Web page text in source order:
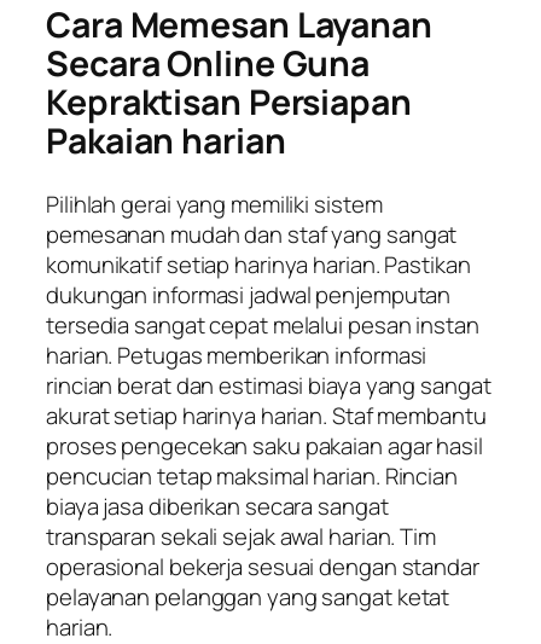
Cara Memesan Layanan
Secara Online Guna
Kepraktisan Persiapan
Pakaian harian
Pilihlah gerai yang memiliki sistem
pemesanan mudah dan staf yang sangat
komunikatif setiap harinya harian. Pastikan
dukungan informasi jadwal penjemputan
tersedia sangat cepat melalui pesan instan
harian. Petugas memberikan informasi
rincian berat dan estimasi biaya yang sangat
akurat setiap harinya harian. Staf membantu
proses pengecekan saku pakaian agar hasil
pencucian tetap maksimal harian. Rincian
biaya jasa diberikan secara sangat
transparan sekali sejak awal harian. Tim
operasional bekerja sesuai dengan standar
pelayanan pelanggan yang sangat ketat
harian.